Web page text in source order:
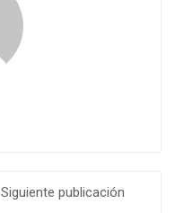
Siguiente publicación